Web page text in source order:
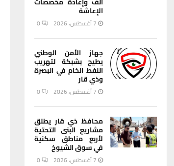
الإعاشة
7 أغسطس، 2026 0
جهاز الأمن الوطني
يطيح بشبكة لتهريب
النفط الخام في البصرة
وذي قار
7 أغسطس، 2026 0
محافظ ذي قار يطلق
مشاريع البنى التحتية
لأربع مناطق سكنية
في سوق الشيوخ
7 أغسطس، 2026 0